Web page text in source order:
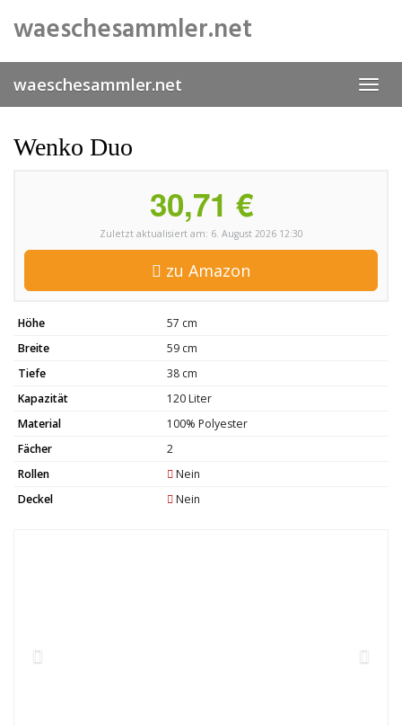
content
waeschesammler.net
waeschesammler.net
Wenko Duo
30,71 €
Zuletzt aktualisiert am: 6. August 2026 12:30
zu Amazon
Höhe
57 cm
Breite
59 cm
Tiefe
38 cm
Kapazität
120 Liter
Material
100% Polyester
Fächer
2
Rollen
Nein
Deckel
Nein